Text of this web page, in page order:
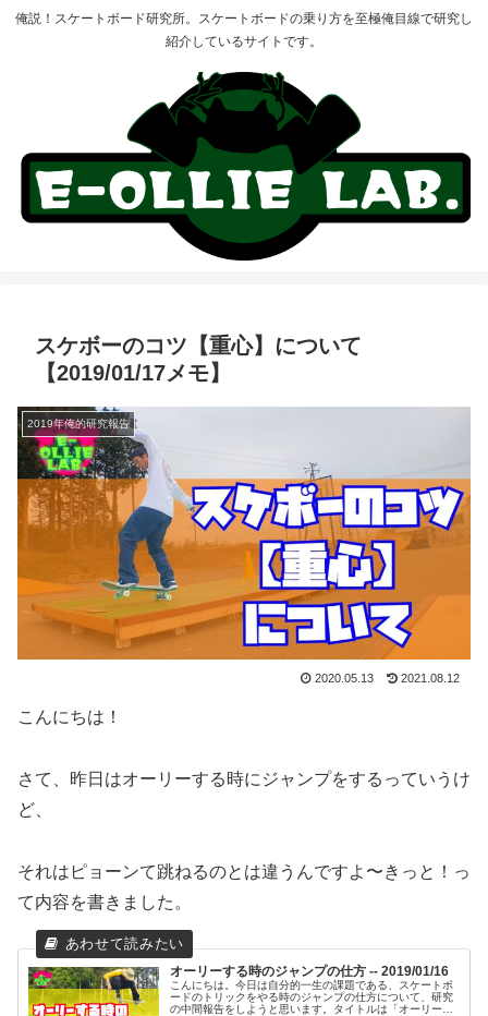
俺説！スケートボード研究所。スケートボードの乗り方を至極俺目線で研究し
紹介しているサイトです。
スケボーのコツ【重心】について
【2019/01/17メモ】
2019年俺的研究報告
2020.05.13 2021.08.12
こんにちは！
さて、昨日はオーリーする時にジャンプをするっていうけ
ど、
それはピョーンて跳ねるのとは違うんですよ〜きっと！っ
て内容を書きました。
オーリーする時のジャンプの仕方 -- 2019/01/16
こんにちは。今日は自分的一生の課題である、スケートボ
ードのトリックをやる時のジャンプの仕方について、研究
の中間報告をしようと思います。タイトルは「オーリー